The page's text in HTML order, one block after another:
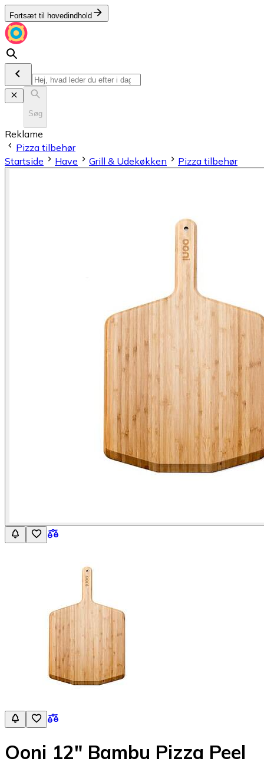
Fortsæt til hovedindhold
Søg
Reklame
Pizza tilbehør
Startside
Have Grill & Udekøkken Pizza tilbehør
Ooni 12" Bambu Pizza Peel